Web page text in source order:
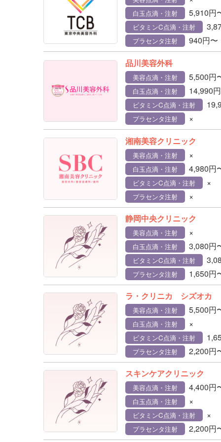
白玉点滴・注射 5,910円
ビタミンC点滴・注射
プラセンタ注射
940円〜
品川美容外科
美容点滴・注射 5,500円
白玉点滴・注射 14,990
ビタミンC点滴・注射
プラセンタ注射
×
湘南美容クリニック
美容点滴・注射 ×
白玉点滴・注射 4,980円
ビタミンC点滴・注射 ×
プラセンタ注射
×
静岡中央クリニック
美容点滴・注射 ×
白玉点滴・注射 3,080円
ビタミンC点滴・注射
プラセンタ注射
1,650円
ラ・クリニカ シズオカ
美容点滴・注射 5,500円
白玉点滴・注射 ×
ビタミンC点滴・注射
プラセンタ注射
2,200円
スキンケアクリニック
美容点滴・注射 4,400円
白玉点滴・注射 ×
ビタミンC点滴・注射 ×
プラセンタ注射 2,200円